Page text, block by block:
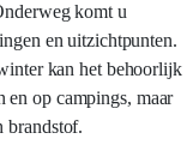
komt u
en uitzichtpunten.
kan het behoorlijk
en op campings, maar
brandstof.